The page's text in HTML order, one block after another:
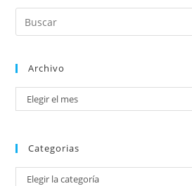
Archivo
Elegir el mes
Categorias
Elegir la categoría